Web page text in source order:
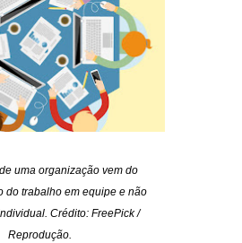
uma organização vem do
do trabalho em equipe e não
Crédito: FreePick /
Reprodução.